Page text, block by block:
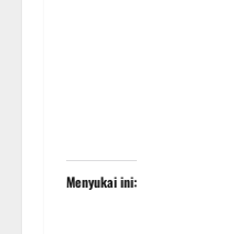
Menyukai ini: